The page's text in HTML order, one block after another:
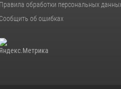
Правила обработки персональных
Сообщить об ошибках